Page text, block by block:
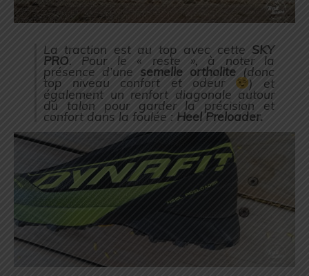
La traction est au top avec cette SKY
PRO. Pour le « reste », à noter la
présence d’une semelle ortholite (donc
top niveau confort et odeur ) et
également un renfort diagonale autour
du talon pour garder la précision et
confort dans la foulée : Heel Preloader.